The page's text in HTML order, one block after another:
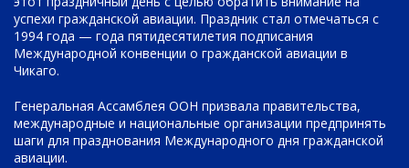
успехи гражданской авиации. Праздник стал отмечаться с
1994 года — года пятидесятилетия подписания
Международной конвенции о гражданской авиации в
Чикаго.
Генеральная Ассамблея ООН призвала правительства,
международные и национальные организации предпринять
шаги для празднования Международного дня гражданской
авиации.